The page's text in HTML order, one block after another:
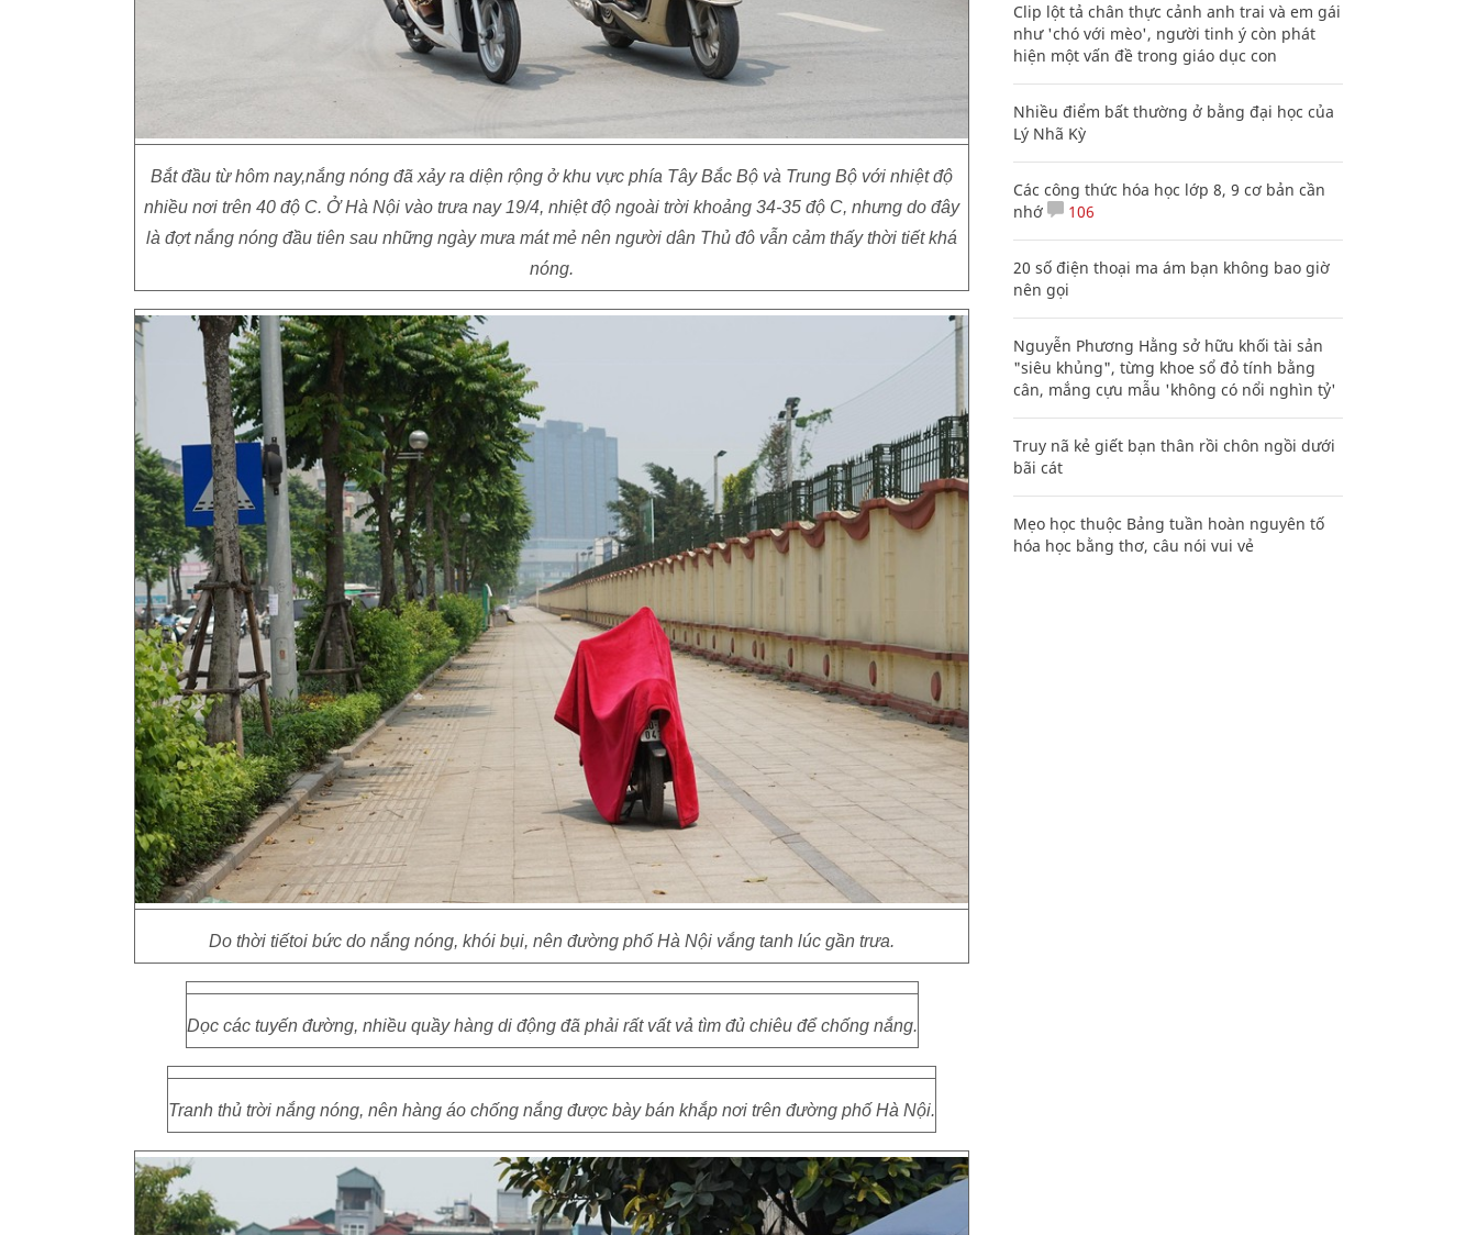
Bắt đầu từ hôm nay,nắng nóng đã xảy ra diện rộng ở khu vực phía Tây Bắc Bộ và Trung Bộ với nhiệt độ
nhiều nơi trên 40 độ C. Ở Hà Nội vào trưa nay 19/4, nhiệt độ ngoài trời khoảng 34-35 độ C, nhưng do đây
là đợt nắng nóng đầu tiên sau những ngày mưa mát mẻ nên người dân Thủ đô vẫn cảm thấy thời tiết khá
nóng.
Do thời tiếtoi bức do nắng nóng, khói bụi, nên đường phố Hà Nội vắng tanh lúc gần trưa.
Dọc các tuyến đường, nhiều quầy hàng di động đã phải rất vất vả tìm đủ chiêu để chống nắng.
Tranh thủ trời nắng nóng, nên hàng áo chống nắng được bày bán khắp nơi trên đường phố Hà Nội.
Clip lột tả chân thực cảnh anh trai và em gái
như 'chó với mèo', người tinh ý còn phát
hiện một vấn đề trong giáo dục con
Nhiều điểm bất thường ở bằng đại học của
Lý Nhã Kỳ
Các công thức hóa học lớp 8, 9 cơ bản cần
nhớ
106
20 số điện thoại ma ám bạn không bao giờ
nên gọi
Nguyễn Phương Hằng sở hữu khối tài sản
"siêu khủng", từng khoe sổ đỏ tính bằng
cân, mắng cựu mẫu 'không có nổi nghìn tỷ'
Truy nã kẻ giết bạn thân rồi chôn ngồi dưới
bãi cát
Mẹo học thuộc Bảng tuần hoàn nguyên tố
hóa học bằng thơ, câu nói vui vẻ